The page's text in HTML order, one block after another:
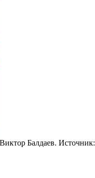
Виктор Балдаев.